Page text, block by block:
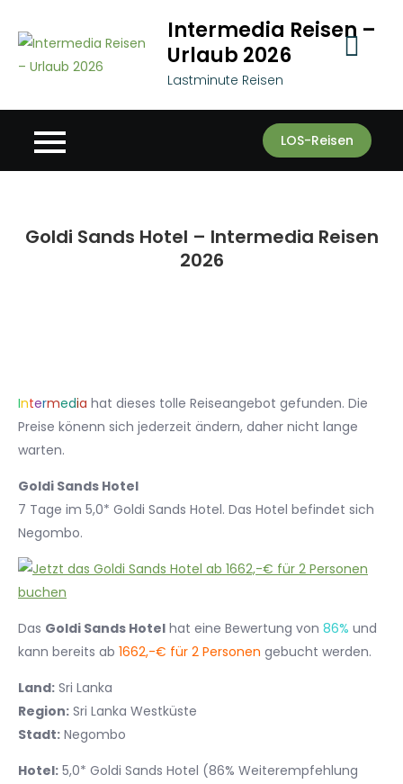
content
Intermedia Reisen –
Urlaub 2026
Lastminute Reisen
LOS-Reisen
Goldi Sands Hotel – Intermedia Reisen
2026
Intermedia hat dieses tolle Reiseangebot gefunden. Die
Preise könenn sich jederzeit ändern, daher nicht lange
warten.
Goldi Sands Hotel
7 Tage im 5,0* Goldi Sands Hotel. Das Hotel befindet sich
Negombo.
Das Goldi Sands Hotel hat eine Bewertung von 86% und
kann bereits ab 1662,-€ für 2 Personen gebucht werden.
Land: Sri Lanka
Region: Sri Lanka Westküste
Stadt: Negombo
Hotel: 5,0* Goldi Sands Hotel (86% Weiterempfehlung